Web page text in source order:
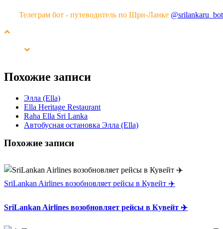
Телеграм бот - путеводитель по Шри-Ланке @srilankaru_bot
Похожие записи
Элла (Ella)
Ella Heritage Restaurant
Raha Ella Sri Lanka
Автобусная остановка Элла (Ella)
Похожие записи
SriLankan Airlines возобновляет рейсы в Кувейт ✈️
SriLankan Airlines возобновляет рейсы в Кувейт ✈️